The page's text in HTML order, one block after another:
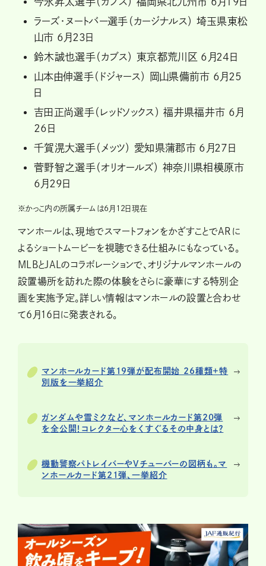
ラーズ・ヌートバー選手（カージナルス） 埼玉県東松
山市 6月23日
鈴木誠也選手（カブス） 東京都荒川区 6月24日
山本由伸選手（ドジャース） 岡山県備前市 6月25
日
吉田正尚選手（レッドソックス） 福井県福井市 6月
26日
千賀滉大選手（メッツ） 愛知県蒲郡市 6月27日
菅野智之選手（オリオールズ） 神奈川県相模原市
6月29日
※かっこ内の所属チームは6月12日現在
マンホールは、現地でスマートフォンをかざすことでARに
よるショートムービーを視聴できる仕組みにもなっている。
MLBとJALのコラボレーションで、オリジナルマンホールの
設置場所を訪れた際の体験をさらに豪華にする特別企
画を実施予定。詳しい情報はマンホールの設置と合わせ
て6月16日に発表される。
マンホールカード第19弾が配布開始 26種類+特
別版を一挙紹介
ガンダムや雪ミクなど、マンホールカード第20弾
を全公開！コレクター心をくすぐるその中身とは？
機動警察パトレイバーやVチューバーの図柄も。マ
ンホールカード第21弾、一挙紹介